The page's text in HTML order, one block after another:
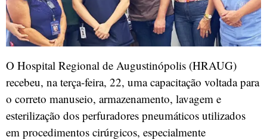
O Hospital Regional de Augustinópolis (HRAUG)
recebeu, na terça-feira, 22, uma capacitação voltada para
o correto manuseio, armazenamento, lavagem e
esterilização dos perfuradores pneumáticos utilizados
em procedimentos cirúrgicos, especialmente